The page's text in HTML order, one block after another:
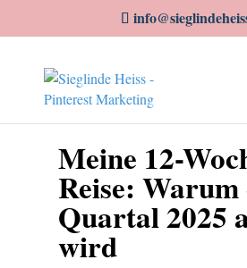
Meine 12-
Reise: Warum
Quartal 2025
wird